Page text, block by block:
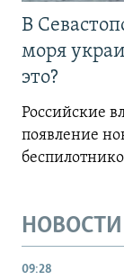
В
моря
это?
Российские
появление
НОВОСТИ
09:28